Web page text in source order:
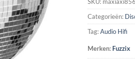
SKU:
Categorieën:
Tag:Audio Hifi
Merken: Fuzzix